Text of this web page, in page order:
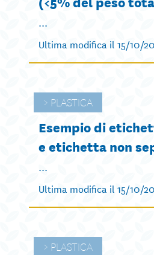
...
Ultima modifica il 15/10/
PLASTICA
Esempio di
e etichetta non
...
Ultima modifica il 15/10/
PLASTICA